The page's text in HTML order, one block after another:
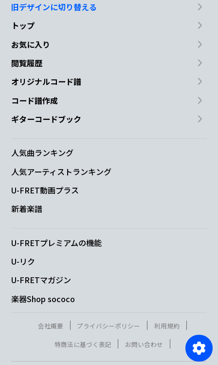
旧デザインに切り替える
トップ
お気に入り
閲覧履歴
オリジナルコード譜
コード譜作成
ギターコードブック
人気曲ランキング
人気アーティストランキング
U-FRET動画プラス
新着楽譜
U-FRETプレミアムの機能
U-リク
U-FRETマガジン
楽器Shop sococo
会社概要 プライバシーポリシー
利用規約
特商法に基づく表記
お問い合わせ